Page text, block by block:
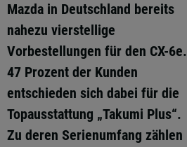
Mazda in Deutschland bereits
nahezu vierstellige
Vorbestellungen für den CX-6e.
47 Prozent der Kunden
entschieden sich dabei für die
Topausstattung „Takumi Plus“.
Zu deren Serienumfang zählen